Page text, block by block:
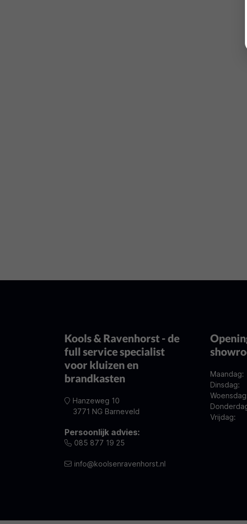
Kools & Ravenhorst - de
full service specialist
voor kluizen en
brandkasten
Hanzeweg 10
3771 NG Barneveld
Persoonlijk advies:
085 877 19 25
info@koolsenravenhorst.nl
Maandag:
Dinsdag:
Vrijdag: